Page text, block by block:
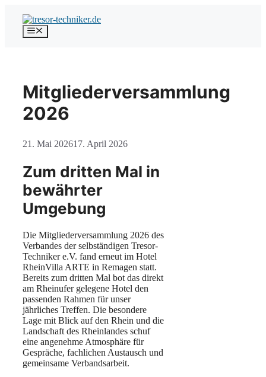
Inhalt
springen
Menü
Mitgliederversammlung
2026
21. Mai 202617. April 2026
Zum dritten Mal in
bewährter
Umgebung
Die Mitgliederversammlung 2026 des
Verbandes der selbständigen Tresor-
Techniker e.V. fand erneut im Hotel
RheinVilla ARTE in Remagen statt.
Bereits zum dritten Mal bot das direkt
am Rheinufer gelegene Hotel den
passenden Rahmen für unser
jährliches Treffen. Die besondere
Lage mit Blick auf den Rhein und die
Landschaft des Rheinlandes schuf
eine angenehme Atmosphäre für
Gespräche, fachlichen Austausch und
gemeinsame Verbandsarbeit.